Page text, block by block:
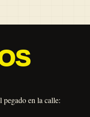
en la calle: